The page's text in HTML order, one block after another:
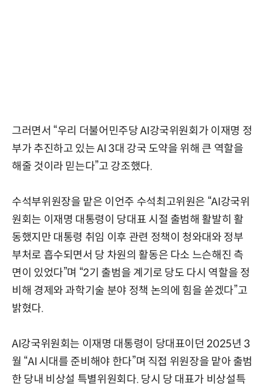
그러면서 “우리 더불어민주당 AI강국위원회가 이재명 정
부가 추진하고 있는 AI 3대 강국 도약을 위해 큰 역할을
해줄 것이라 믿는다”고 강조했다.
수석부위원장을 맡은 이언주 수석최고위원은 “AI강국위
원회는 이재명 대통령이 당대표 시절 출범해 활발히 활
동했지만 대통령 취임 이후 관련 정책이 청와대와 정부
부처로 흡수되면서 당 차원의 활동은 다소 느슨해진 측
면이 있었다”며 “2기 출범을 계기로 당도 다시 역할을 정
비해 경제와 과학기술 분야 정책 논의에 힘을 쏟겠다”고
밝혔다.
AI강국위원회는 이재명 대통령이 당대표이던 2025년 3
월 “AI 시대를 준비해야 한다”며 직접 위원장을 맡아 출범
한 당내 비상설 특별위원회다. 당시 당 대표가 비상설특